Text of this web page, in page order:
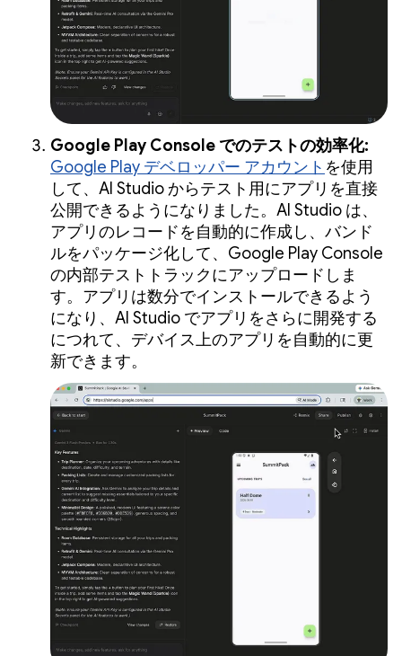
Google Play Console でのテストの効率化:
Google Play デベロッパー アカウント を使用
して、AI Studio からテスト用にアプリを直接
公開できるようになりました。AI Studio は、
アプリのレコードを自動的に作成し、バンド
ルをパッケージ化して、Google Play Console
の内部テストトラックにアップロードしま
す。アプリは数分でインストールできるよう
になり、AI Studio でアプリをさらに開発する
につれて、デバイス上のアプリを自動的に更
新できます。